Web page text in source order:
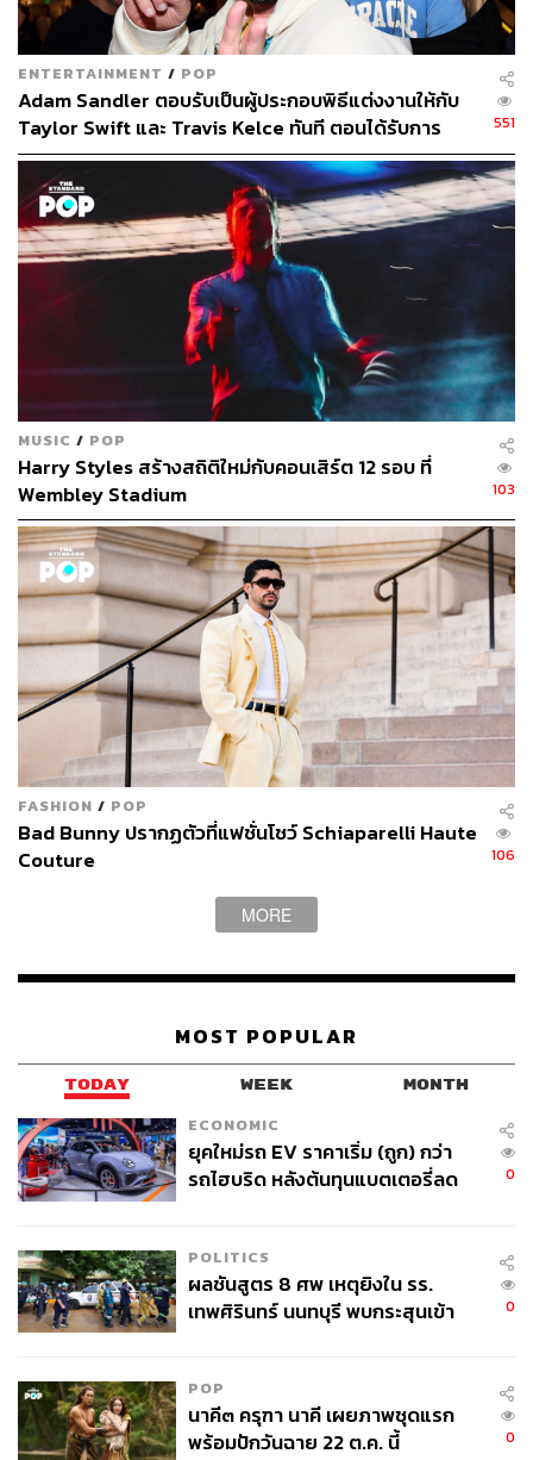
ENTERTAINMENT / POP
Adam Sandler ตอบรับเป็นผู้ประกอบพิธีแต่งงานให้กับ
Taylor Swift และ Travis Kelce ทันที ตอนได้รับการ
ติดต่อ
551
MUSIC / POP
Harry Styles สร้างสถิติใหม่กับคอนเสิร์ต 12 รอบ ที่
Wembley Stadium
103
FASHION / POP
Bad Bunny ปรากฏตัวที่แฟชั่นโชว์ Schiaparelli Haute
Couture
106
MORE
MOST POPULAR
TODAY WEEK MONTH
ECONOMIC
ยุคใหม่รถ EV ราคาเริ่ม (ถูก) กว่า
รถไฮบริด หลังต้นทุนแบตเตอรี่ลด
0
POLITICS
ผลชันสูตร 8 ศพ เหตุยิงใน รร.
เทพศิรินทร์ นนทบุรี พบกระสุนเข้า
0
POP
นาคี๓ ครุฑา นาคี เผยภาพชุดแรก
พร้อมปักวันฉาย 22 ต.ค. นี้
0